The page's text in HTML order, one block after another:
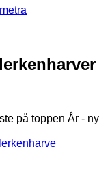
på toppen År - ny